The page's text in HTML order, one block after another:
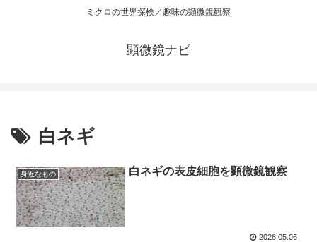
ミクロの世界探検／趣味の顕微鏡観察
顕微鏡ナビ
白ネギ
身近なもの 白ネギの表皮細胞を顕微鏡観察
2026.05.06